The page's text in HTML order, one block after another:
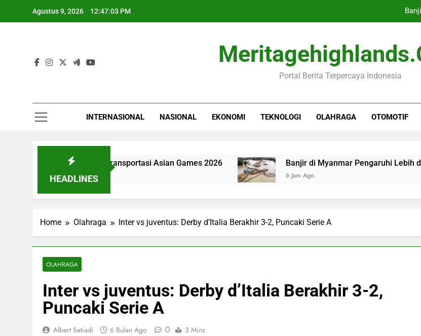
Agustus 9, 2026 12:47:04 PM
Kebakaran Gedung
Tim CdM Indonesia
Menko Pangan:
Portal Berita Terpercaya Indonesia
INTERNASIONAL NASIONAL EKONOMI TEKNOLOGI OLAHRAGA OTOMOTIF
HEADLINES
Tantangan Transportasi Asian Games 2026 Banjir di Myanmar Pengaruhi Lebih dari 40.000
6 Jam Ago
Home Olahraga Inter vs juventus: Derby d’Italia Berakhir 3-2, Puncaki Serie A
OLAHRAGA
Inter vs juventus: Derby d’Italia Berakhir 3-2,
Puncaki Serie A
Albert Setiadi 6 Bulan Ago 0 3 Mins